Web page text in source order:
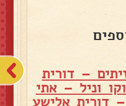
– דורית
וניל – אתי
דורית אלישע